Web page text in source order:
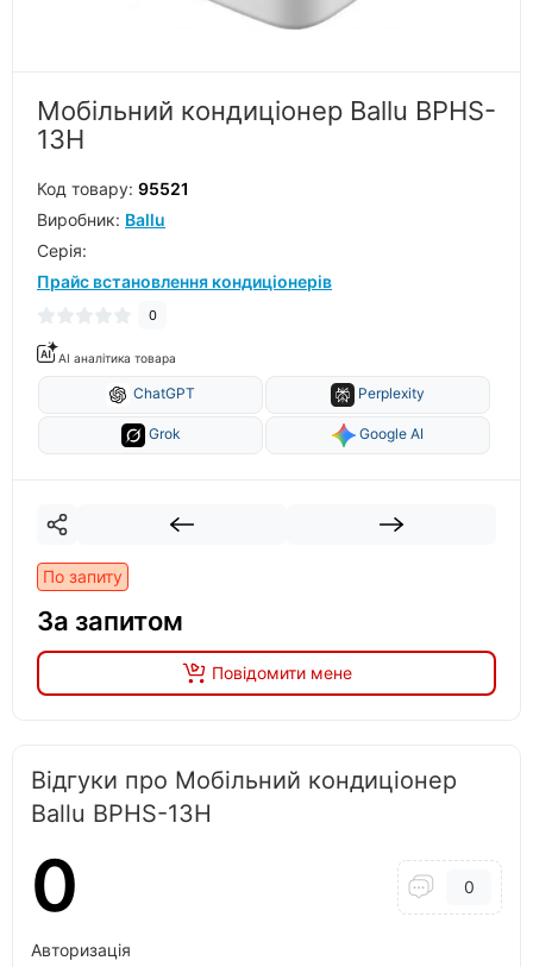
Мобільний кондиціонер Ballu BPHS-
13H
Код товару: 95521
Виробник: Ballu
Серiя:
Прайс встановлення кондиціонерів
0
AI аналітика товара
ChatGPT Perplexity
Grok Google AI
По запиту
За запитом
Повідомити мене
Відгуки про Мобільний кондиціонер
Ballu BPHS-13H
0 0
Авторизація